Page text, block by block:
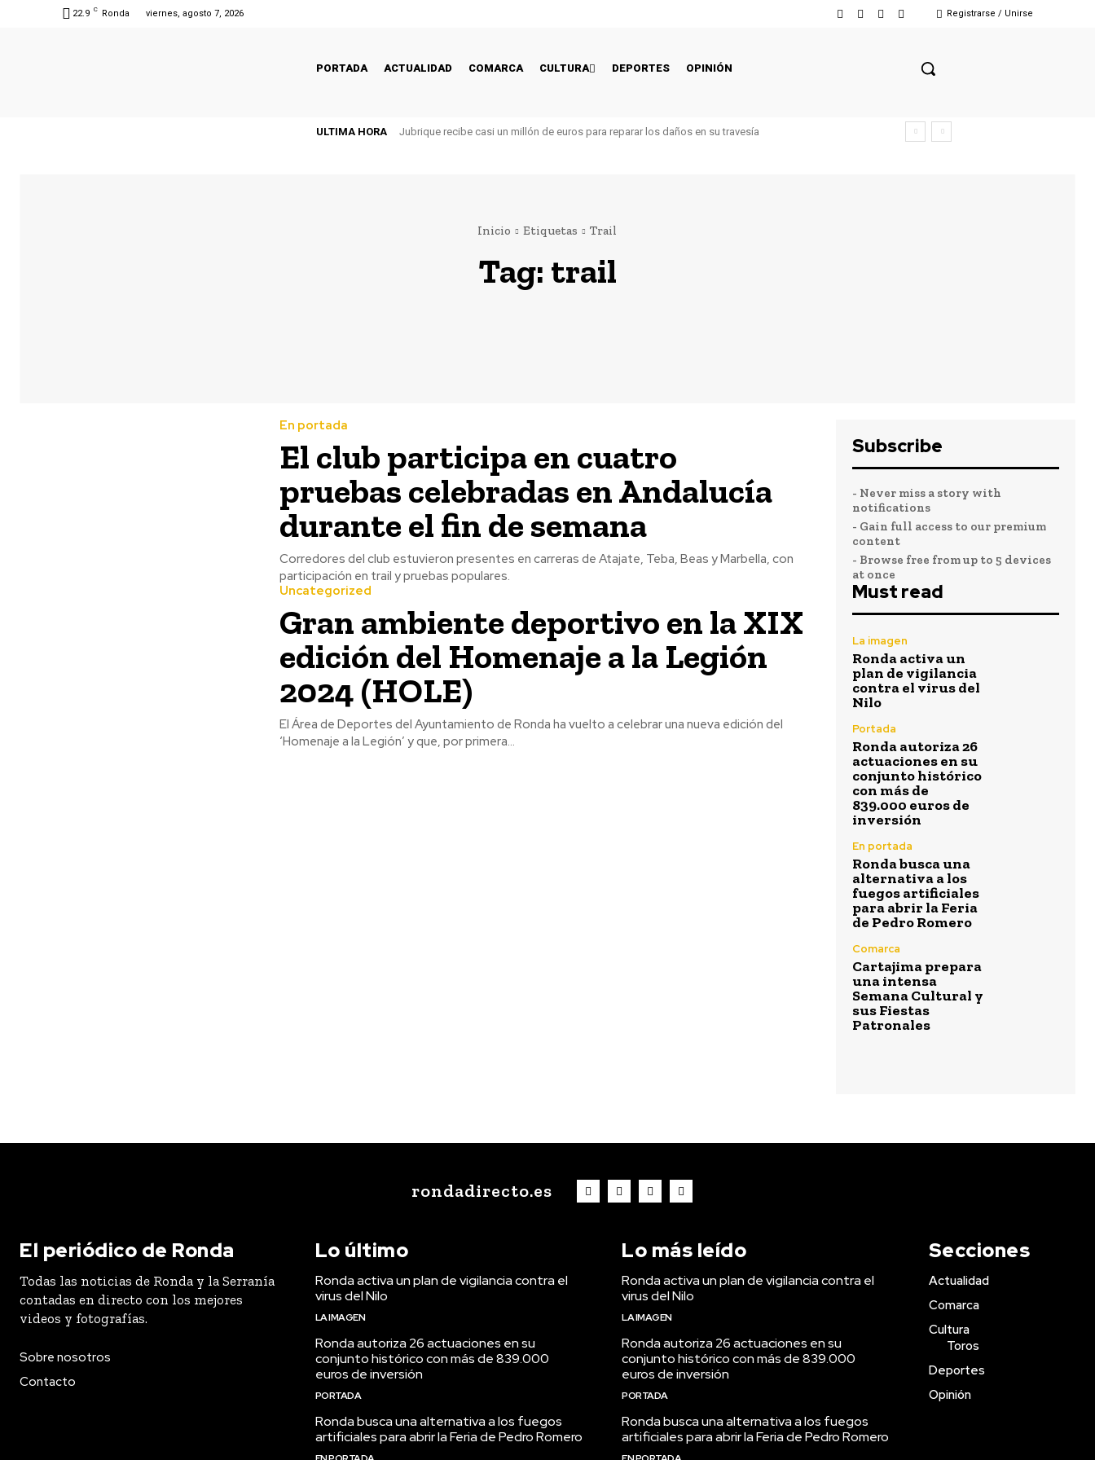
22.9 C Ronda viernes, agosto 7, 2026 Registrarse / Unirse
PORTADA ACTUALIDAD COMARCA CULTURA DEPORTES OPINIÓN
ULTIMA HORA Jubrique recibe casi un millón de euros para reparar los daños en su travesía
Inicio Etiquetas Trail
Tag: trail
En portada
El club participa en cuatro
pruebas celebradas en Andalucía
durante el fin de semana
Corredores del club estuvieron presentes en carreras de Atajate, Teba, Beas y Marbella, con
participación en trail y pruebas populares.
Uncategorized
Gran ambiente deportivo en la XIX
edición del Homenaje a la Legión
2024 (HOLE)
El Área de Deportes del Ayuntamiento de Ronda ha vuelto a celebrar una nueva edición del
‘Homenaje a la Legión’ y que, por primera...
Subscribe
- Never miss a story with
notifications
- Gain full access to our premium
content
- Browse free from up to 5 devices
at once
Must read
La imagen
Ronda activa un
plan de vigilancia
contra el virus del
Nilo
Portada
Ronda autoriza 26
actuaciones en su
conjunto histórico
con más de
839.000 euros de
inversión
En portada
Ronda busca una
alternativa a los
fuegos artificiales
para abrir la Feria
de Pedro Romero
Comarca
Cartajima prepara
una intensa
Semana Cultural y
sus Fiestas
Patronales
rondadirecto.es
El periódico de Ronda
Todas las noticias de Ronda y la Serranía
contadas en directo con los mejores
videos y fotografías.
Sobre nosotros
Contacto
Lo último
Ronda activa un plan de vigilancia contra el
virus del Nilo
LA IMAGEN
Ronda autoriza 26 actuaciones en su
conjunto histórico con más de 839.000
euros de inversión
PORTADA
Ronda busca una alternativa a los fuegos
artificiales para abrir la Feria de Pedro Romero
Lo más leído
Ronda activa un plan de vigilancia contra el
virus del Nilo
LA IMAGEN
Ronda autoriza 26 actuaciones en su
conjunto histórico con más de 839.000
euros de inversión
PORTADA
Ronda busca una alternativa a los fuegos
artificiales para abrir la Feria de Pedro Romero
Secciones
Actualidad
Comarca
Cultura
Toros
Deportes
Opinión